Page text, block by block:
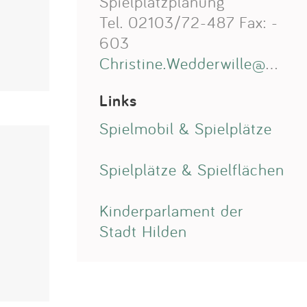
Tel. 02103/72-487 Fax: -
603
Christine.Wedderwille@hilden.de
Links
Spielmobil & Spielplätze
Spielplätze & Spielflächen
Kinderparlament der
Stadt Hilden